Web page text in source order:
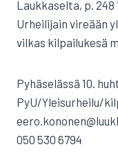
Laukkaselta, p. 248
Urheilijain vireään
vilkas kilpailukesä
Pyhäselässä 10.
PyU/Yleisurheilu/
050 530 6794